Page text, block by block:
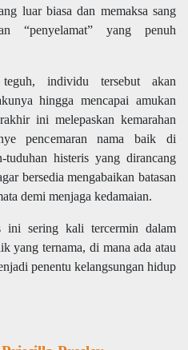
luar biasa dan memaksa sang
“penyelamat” yang penuh
individu tersebut akan
hingga mencapai amukan
ini melepaskan kemarahan
pencemaran nama baik di
tuduhan histeris yang dirancang
bersedia mengabaikan batasan
demi menjaga kedamaian.
ini sering kali tercermin dalam
yang ternama, di mana ada atau
penentu kelangsungan hidup